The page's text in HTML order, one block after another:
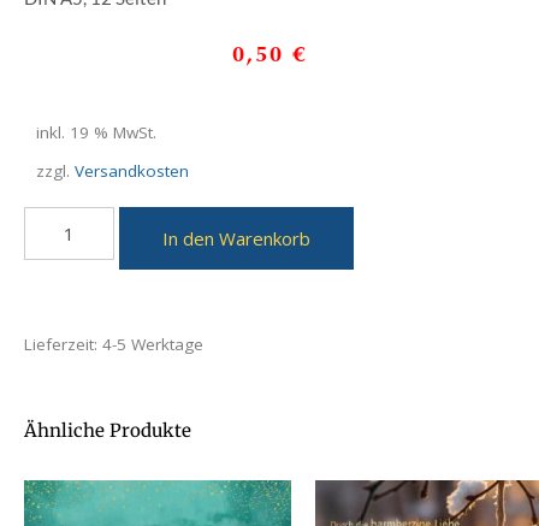
0,50 €
inkl. 19 % MwSt.
zzgl. Versandkosten
In den Warenkorb
Lieferzeit: 4-5 Werktage
Ähnliche Produkte